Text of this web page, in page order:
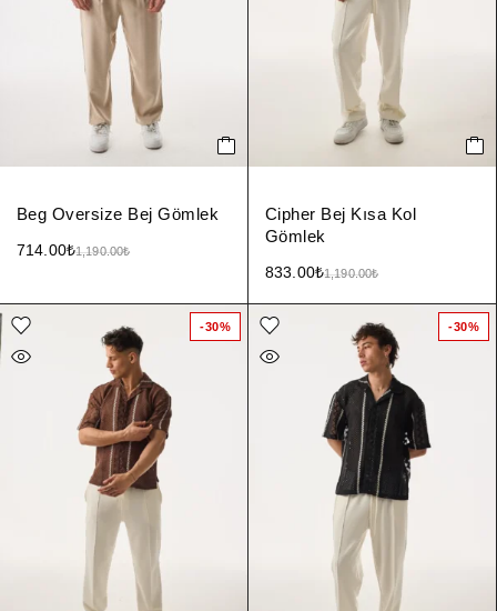
Beg Oversize Bej Gömlek
1,190.00₺
714.00₺
Cipher Bej Kısa Kol
Gömlek
1,190.00₺
833.00₺
-30% -30%